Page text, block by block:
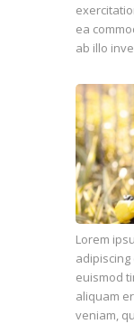
ea
ab illo
Lorem
euismod
aliquam
veniam,